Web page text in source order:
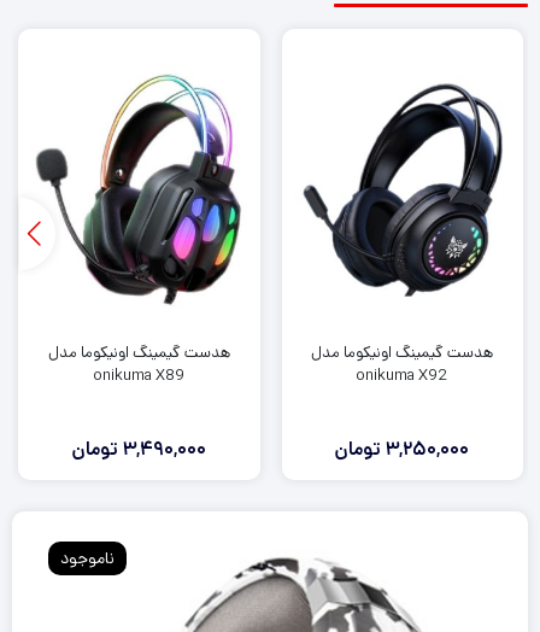
هدست گيمينگ اونيکوما مدل
onikuma X92
3,250,000 تومان
هدست گيمينگ اونيکوما مدل
onikuma X89
3,490,000 تومان
ناموجود